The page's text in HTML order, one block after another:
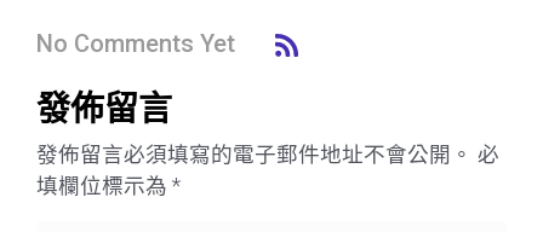
No Comments Yet
發佈留言
發佈留言必須填寫的電子郵件地址不會公開。 必
填欄位標示為 *